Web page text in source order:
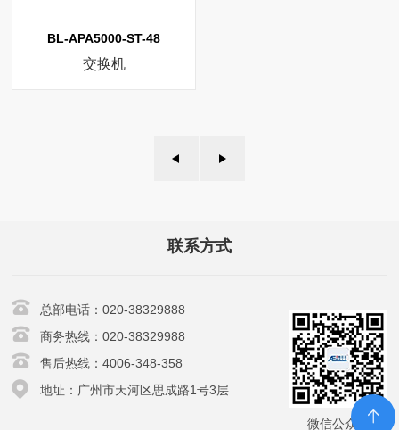
BL-APA5000-ST-48
交换机
联系方式
总部电话：020-38329888
商务热线：020-38329988
售后热线：4006-348-358
地址：广州市天河区思成路1号3层
微信公众号